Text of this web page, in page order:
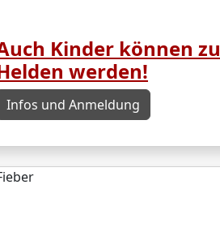
Kinder können zu
werden!
Infos und Anmeldung